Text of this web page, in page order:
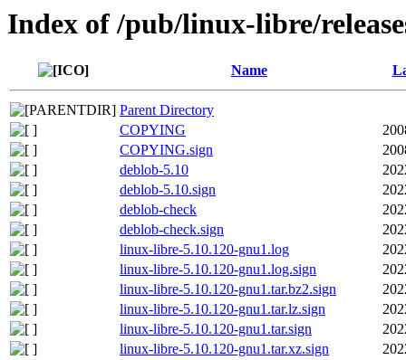
Index of /pub/linux-libre/
Name
Parent Directory
COPYING
COPYING.sign
deblob-5.10
deblob-5.10.sign
deblob-check
deblob-check.sign
linux-libre-5.10.120-gnu1.log
linux-libre-5.10.120-gnu1.log.sign
linux-libre-5.10.120-gnu1.tar.bz2.sign
linux-libre-5.10.120-gnu1.tar.lz.sign
linux-libre-5.10.120-gnu1.tar.sign
linux-libre-5.10.120-gnu1.tar.xz.sign